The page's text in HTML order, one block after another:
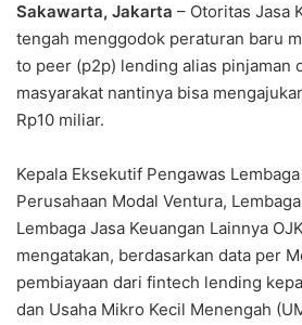
Sakawarta, Jakarta – Otoritas Jasa
tengah menggodok peraturan baru
to peer (p2p) lending alias pinjaman
masyarakat nantinya bisa
Rp10 miliar.
Kepala Eksekutif Pengawas
Perusahaan Modal Ventura,
Lembaga Jasa Keuangan Lainnya
mengatakan, berdasarkan data per
pembiayaan dari fintech lending
dan Usaha Mikro Kecil Menengah